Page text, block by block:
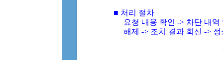
■ 처리 절차
요청 내용 확인 -> 차단 내
해제 -> 조치 결과 회신 ->